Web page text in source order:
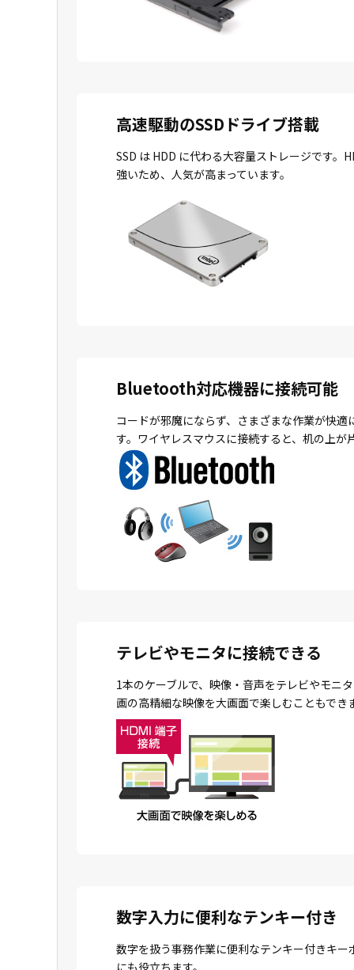
高速駆動のSSDドライブ搭載
SSD は HDD に代わる大容量ストレージです
強いため、人気が高まっています。
Bluetooth対応機器に接続可能
コードが邪魔にならず、さまざまな作業が快
す。ワイヤレスマウスに接続すると、机の上が
テレビやモニタに接続できる
1本のケーブルで、映像・音声をテレビやモニ
画の高精細な映像を大画面で楽しむこともでき
数字入力に便利なテンキー付き
数字を扱う事務作業に便利なテンキー付きキ
にも役立ちます。